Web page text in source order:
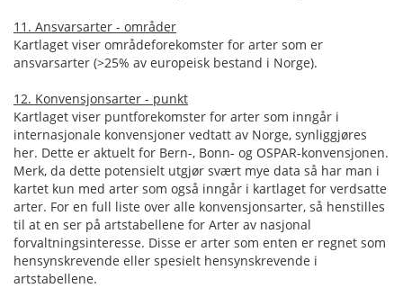
11. Ansvarsarter - områder
Kartlaget viser områdeforekomster for arter som er
ansvarsarter (>25% av europeisk bestand i Norge).
12. Konvensjonsarter - punkt
Kartlaget viser puntforekomster for arter som inngår i
internasjonale konvensjoner vedtatt av Norge, synliggjøres
her. Dette er aktuelt for Bern-, Bonn- og OSPAR-konvensjonen.
Merk, da dette potensielt utgjør svært mye data så har man i
kartet kun med arter som også inngår i kartlaget for verdsatte
arter. For en full liste over alle konvensjonsarter, så henstilles
til at en ser på artstabellene for Arter av nasjonal
forvaltningsinteresse. Disse er arter som enten er regnet som
hensynskrevende eller spesielt hensynskrevende i
artstabellene.